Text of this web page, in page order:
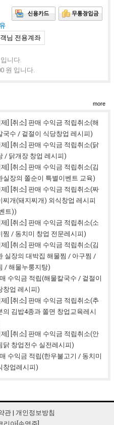
님 전용계좌
니다.
원 입니다.
more
제] [취소] 판매 수익금 적립취소(해
국수 / 겉절이 식당창업 레시피)
제] [취소] 판매 수익금 적립취소(닭
/ 닭개장 창업 레시피)
제] [취소] 판매 수익금 적립취소(김
실장의 쫄순이 특별이벤트 교육)
제] [취소] 판매 수익금 적립취소(짜
찌개(돼지찌개) 외식창업 레시피
트))
제] [취소] 판매 수익금 적립취소(소
찜 / 동치미 창업 전문레시피)
제] [취소] 판매 수익금 적립취소(김
실장의 대박집 해물찜 / 아구찜 /
/ 해물누룽지탕)
수익금 적립(해물칼국수 / 겉절이
창업 레시피)
제] [취소] 판매 수익금 적립취소(추
의 김밥4종과 쫄면 창업교육레시
제] [취소] 판매 수익금 적립취소(안
닭 창업전수 실전레시피)
수익금 적립(한우불고기 / 동치미
창업레시피)
관| 개인정보방침